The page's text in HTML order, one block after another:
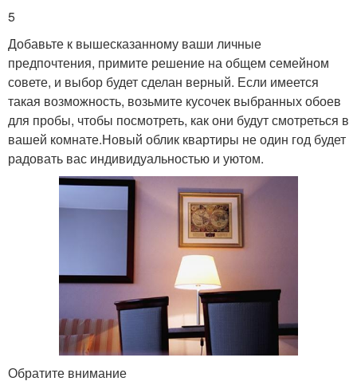
5
Добавьте к вышесказанному ваши личные
предпочтения, примите решение на общем семейном
совете, и выбор будет сделан верный. Если имеется
такая возможность, возьмите кусочек выбранных обоев
для пробы, чтобы посмотреть, как они будут смотреться в
вашей комнате.Новый облик квартиры не один год будет
радовать вас индивидуальностью и уютом.
Обратите внимание